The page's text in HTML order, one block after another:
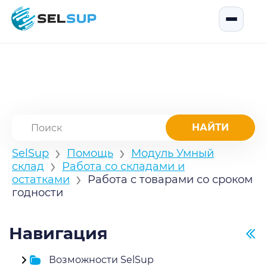
SelSup
SelSup › Помощь ›
Модуль Умный
склад › Работа со складами и
остатками › Работа с товарами со сроком
годности
Навигация
Возможности SelSup